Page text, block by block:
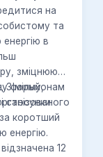
на
та
в
зміцнюють
форму,
стосунки.
3 мільйонам
коротший
енергію.
12